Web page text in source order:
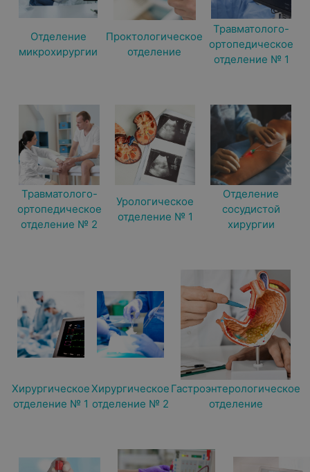
Отделение
микрохирургии
Проктологическое
отделение
Травматолого-
ортопедическое
отделение № 1
Травматолого-
ортопедическое
отделение № 2
Урологическое
отделение № 1
Отделение
сосудистой
хирургии
Хирургическое
отделение № 1
Хирургическое
отделение № 2
Гастроэнтерологическое
отделение